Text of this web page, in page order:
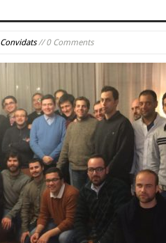
Convidats// 0 Comments